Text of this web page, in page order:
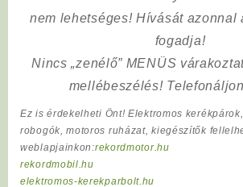
nem lehetséges! Hívását azonnal
fogadja!
Nincs „zenélő” MENÜS
mellébeszélés!
Ez is érdekelheti Önt! Elektromos
robogók, motoros ruházat, kiegészítők
weblapjainkon:rekordmotor.hu
rekordmobil.hu
elektromos-kerekparbolt.hu